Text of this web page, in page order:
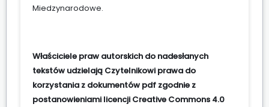
Miedzynarodowe.
Właściciele praw autorskich do nadesłanych
tekstów udzielają Czytelnikowi prawa do
korzystania z dokumentów pdf zgodnie z
postanowieniami licencji Creative Commons 4.0